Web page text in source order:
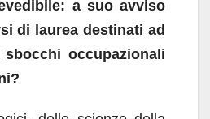
a suo avviso
di laurea destinati ad
occupazionali